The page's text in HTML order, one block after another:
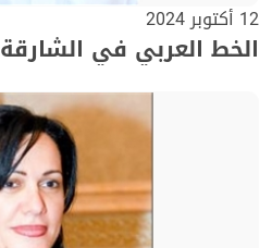
12 أكتوبر 2024
الخط العربي في الشارقة